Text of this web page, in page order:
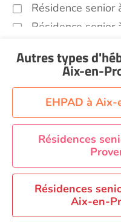
Résidence senior
Résidence
Résidence senior
Résidence
Résidence senior
Résidence
Résidence senior
Résidence senior
Résidence
Recherche par ville
Autres types
Aix-en-
EHPAD à
Résidences
Résidences
Aix-en-